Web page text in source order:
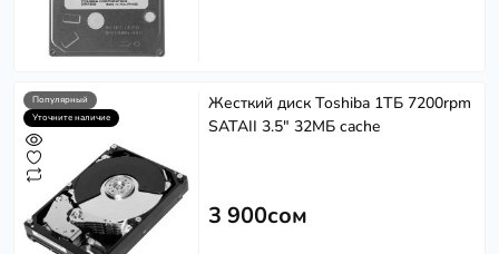
Популярный
Уточните наличие
Жесткий диск Toshiba 1ТБ 7200rpm
SATAII 3.5" 32МБ cache
3 900сом